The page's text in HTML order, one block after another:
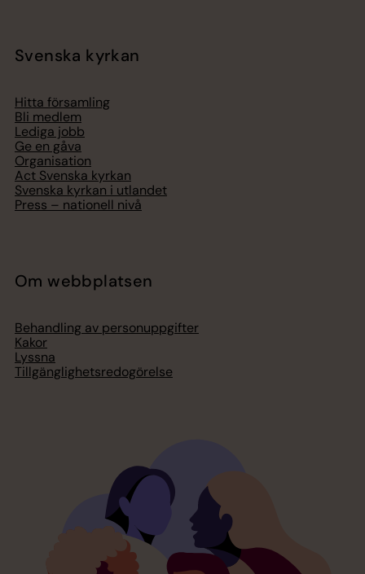
Svenska kyrkan
Hitta församling
Bli medlem
Lediga jobb
Ge en gåva
Organisation
Act Svenska kyrkan
Svenska kyrkan i utlandet
Press – nationell nivå
Om webbplatsen
Behandling av personuppgifter
Kakor
Lyssna
Tillgänglighetsredogörelse